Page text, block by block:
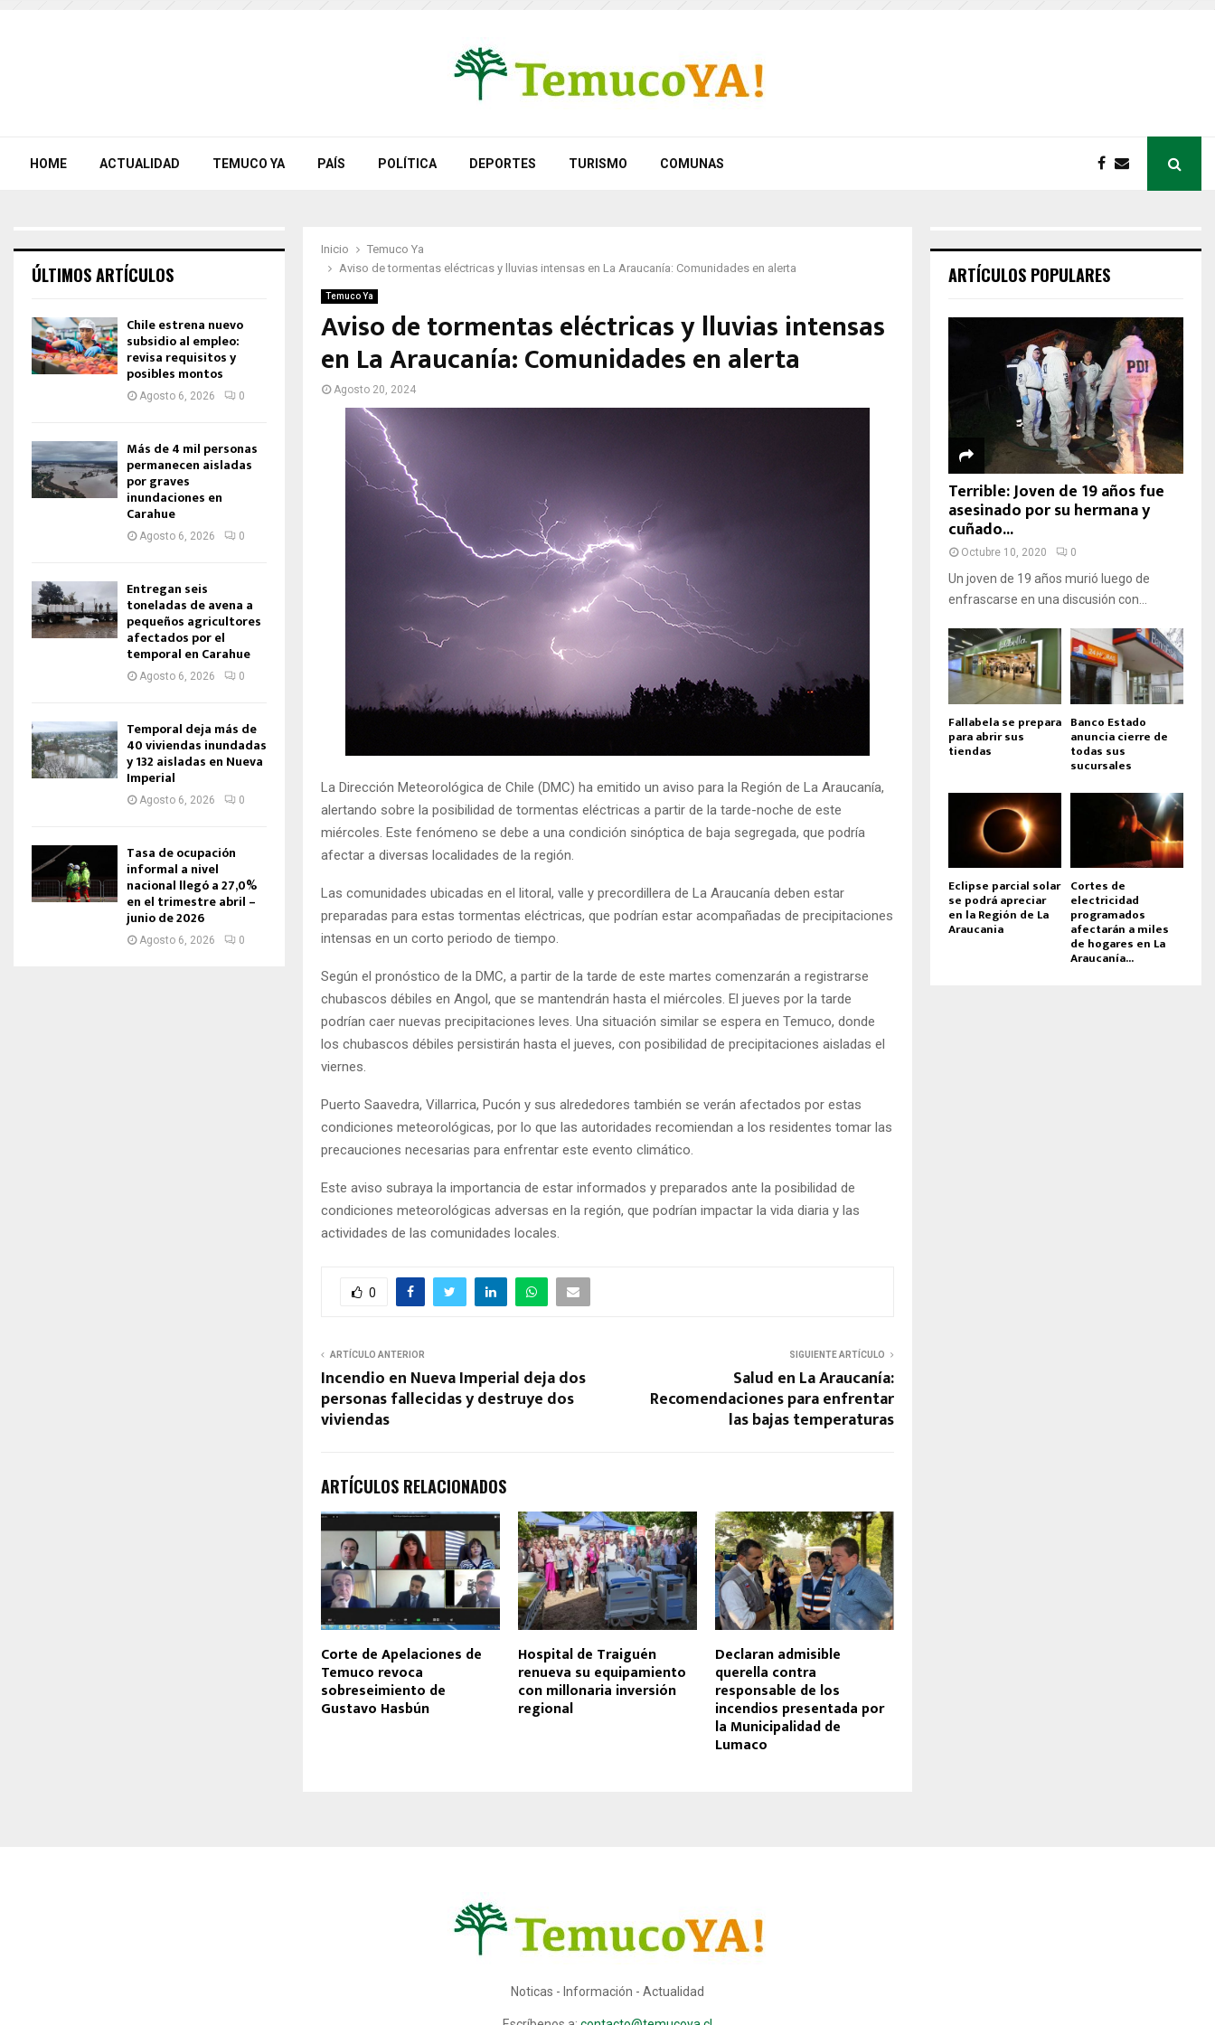
HOME ACTUALIDAD TEMUCO YA PAÍS POLÍTICA DEPORTES TURISMO COMUNAS
Inicio
Temuco Ya
Aviso de tormentas eléctricas y lluvias intensas en La Araucanía: Comunidades en alerta
Temuco Ya
Aviso de tormentas eléctricas y lluvias intensas
en La Araucanía: Comunidades en alerta
Agosto 20, 2024
La Dirección Meteorológica de Chile (DMC) ha emitido un aviso para la Región de La Araucanía,
alertando sobre la posibilidad de tormentas eléctricas a partir de la tarde-noche de este
miércoles. Este fenómeno se debe a una condición sinóptica de baja segregada, que podría
afectar a diversas localidades de la región.
Las comunidades ubicadas en el litoral, valle y precordillera de La Araucanía deben estar
preparadas para estas tormentas eléctricas, que podrían estar acompañadas de precipitaciones
intensas en un corto periodo de tiempo.
Según el pronóstico de la DMC, a partir de la tarde de este martes comenzarán a registrarse
chubascos débiles en Angol, que se mantendrán hasta el miércoles. El jueves por la tarde
podrían caer nuevas precipitaciones leves. Una situación similar se espera en Temuco, donde
los chubascos débiles persistirán hasta el jueves, con posibilidad de precipitaciones aisladas el
viernes.
Puerto Saavedra, Villarrica, Pucón y sus alrededores también se verán afectados por estas
condiciones meteorológicas, por lo que las autoridades recomiendan a los residentes tomar las
precauciones necesarias para enfrentar este evento climático.
Este aviso subraya la importancia de estar informados y preparados ante la posibilidad de
condiciones meteorológicas adversas en la región, que podrían impactar la vida diaria y las
actividades de las comunidades locales.
0
ARTÍCULO ANTERIOR
Incendio en Nueva Imperial deja dos
personas fallecidas y destruye dos
viviendas
SIGUIENTE ARTÍCULO
Salud en La Araucanía:
Recomendaciones para enfrentar
las bajas temperaturas
ARTÍCULOS RELACIONADOS
Corte de Apelaciones de
Temuco revoca
sobreseimiento de
Gustavo Hasbún
Hospital de Traiguén
renueva su equipamiento
con millonaria inversión
regional
Declaran admisible
querella contra
responsable de los
incendios presentada por
la Municipalidad de
Lumaco
ÚLTIMOS ARTÍCULOS
Chile estrena nuevo
subsidio al empleo:
revisa requisitos y
posibles montos
Agosto 6, 2026 0
Más de 4 mil personas
permanecen aisladas
por graves
inundaciones en
Carahue
Agosto 6, 2026 0
Entregan seis
toneladas de avena a
pequeños agricultores
afectados por el
temporal en Carahue
Agosto 6, 2026 0
Temporal deja más de
40 viviendas inundadas
y 132 aisladas en Nueva
Imperial
Agosto 6, 2026 0
Tasa de ocupación
informal a nivel
nacional llegó a 27,0%
en el trimestre abril –
junio de 2026
Agosto 6, 2026 0
ARTÍCULOS POPULARES
Terrible: Joven de 19 años fue
asesinado por su hermana y
cuñado...
Octubre 10, 2020 0
Un joven de 19 años murió luego de
enfrascarse en una discusión con...
Fallabela se prepara
para abrir sus
tiendas
Banco Estado
anuncia cierre de
todas sus
sucursales
Eclipse parcial solar
se podrá apreciar
en la Región de La
Araucania
Cortes de
electricidad
programados
afectarán a miles
de hogares en La
Araucanía...
Noticas - Información - Actualidad